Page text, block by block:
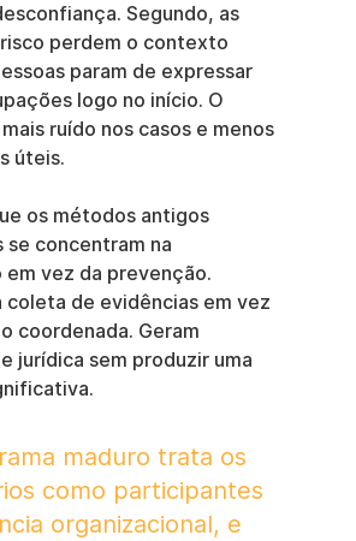
Segundo, as
perdem o contexto
param de expressar
logo no início. O
ruído nos casos e menos
úteis.
os métodos antigos
se concentram na
em vez da prevenção.
coleta de evidências em vez
coordenada. Geram
jurídica sem produzir uma
maduro trata os
como participantes
organizacional, e